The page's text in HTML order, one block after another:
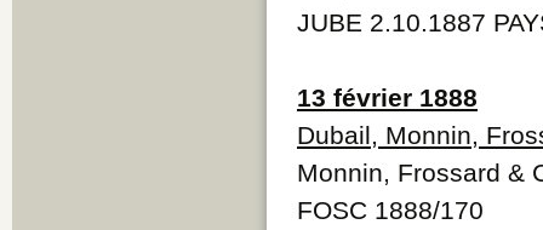
JUBE 2.10.1887
13 février 1888
Dubail, Monnin,
Monnin, Frossard &
FOSC 1888/170